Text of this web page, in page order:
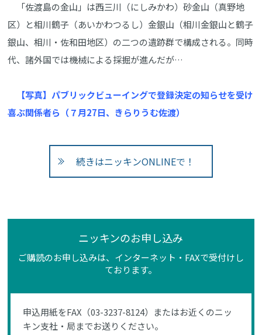
「佐渡島の金山」は西三川（にしみかわ）砂金山（真野地
区）と相川鶴子（あいかわつるし）金銀山（相川金銀山と鶴子
銀山、相川・佐和田地区）の二つの遺跡群で構成される。同時
代、諸外国では機械による採掘が進んだが…
【写真】パブリックビューイングで登録決定の知らせを受け
喜ぶ関係者ら（７月27日、きらりうむ佐渡）
続きはニッキンONLINEで！
ニッキンのお申し込み
ご購読のお申し込みは、インターネット・FAXで受付けし
ております。
申込用紙をFAX（03-3237-8124）またはお近くのニッ
キン支社・局までお送りください。